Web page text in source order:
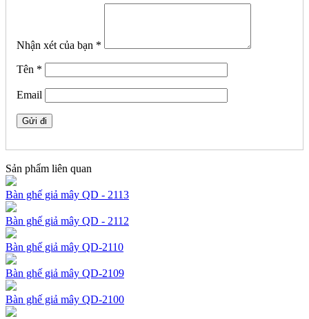
Nhận xét của bạn *
Tên *
Email
Sản phẩm liên quan
Bàn ghế giả mây QD - 2113
Bàn ghế giả mây QD - 2112
Bàn ghế giả mây QD-2110
Bàn ghế giả mây QD-2109
Bàn ghế giả mây QD-2100